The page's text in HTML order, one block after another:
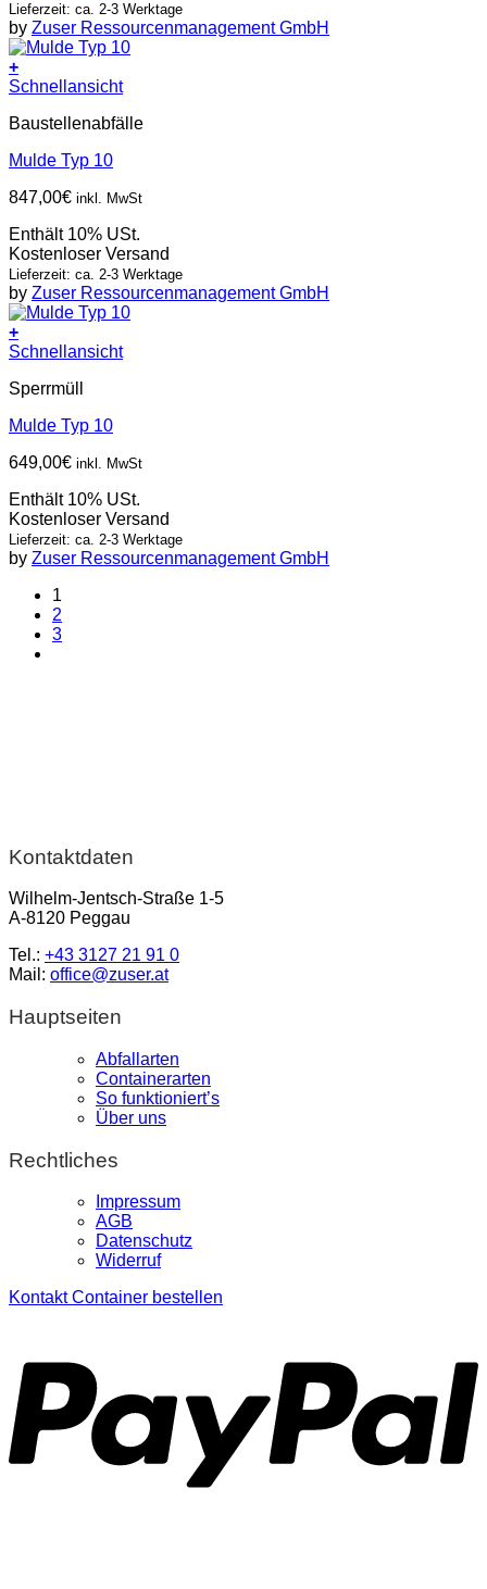
Lieferzeit: ca. 2-3 Werktage
by Zuser Ressourcenmanagement GmbH
+
Schnellansicht
Baustellenabfälle
Mulde Typ 10
847,00€ inkl. MwSt
Enthält 10% USt.
Kostenloser Versand
Lieferzeit: ca. 2-3 Werktage
by Zuser Ressourcenmanagement GmbH
+
Schnellansicht
Sperrmüll
Mulde Typ 10
649,00€ inkl. MwSt
Enthält 10% USt.
Kostenloser Versand
Lieferzeit: ca. 2-3 Werktage
by Zuser Ressourcenmanagement GmbH
1
2
3
Kontaktdaten
Wilhelm-Jentsch-Straße 1-5
A-8120 Peggau
Tel.: +43 3127 21 91 0
Mail: office@zuser.at
Hauptseiten
Abfallarten
Containerarten
So funktioniert’s
Über uns
Rechtliches
Impressum
AGB
Datenschutz
Widerruf
Kontakt Container bestellen